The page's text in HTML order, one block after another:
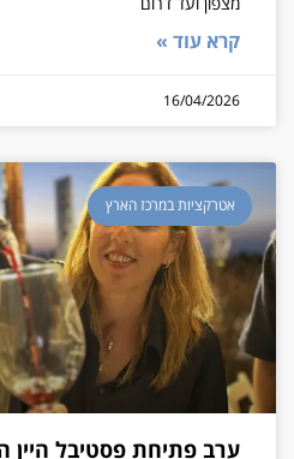
קרא עוד »
16/04/2026
אטרקציות במרכז הארץ